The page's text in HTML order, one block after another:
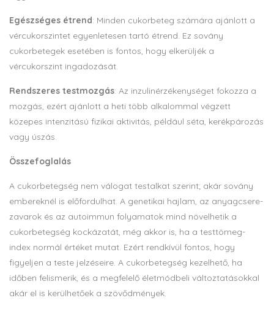
Egészséges étrend: Minden cukorbeteg számára ajánlott a
vércukorszintet egyenletesen tartó étrend. Ez sovány
cukorbetegek esetében is fontos, hogy elkerüljék a
vércukorszint ingadozását.
Rendszeres testmozgás: Az inzulinérzékenységet fokozza a
mozgás, ezért ajánlott a heti több alkalommal végzett
közepes intenzitású fizikai aktivitás, például séta, kerékpározás
vagy úszás.
Összefoglalás
A cukorbetegség nem válogat testalkat szerint; akár sovány
embereknél is előfordulhat. A genetikai hajlam, az anyagcsere-
zavarok és az autoimmun folyamatok mind növelhetik a
cukorbetegség kockázatát, még akkor is, ha a testtömeg-
index normál értéket mutat. Ezért rendkívül fontos, hogy
figyeljen a teste jelzéseire. A cukorbetegség kezelhető, ha
időben felismerik, és a megfelelő életmódbeli változtatásokkal
akár el is kerülhetőek a szövődmények.